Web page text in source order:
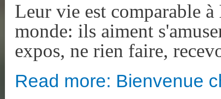
Leur vie est comparable
monde: ils aiment
expos, ne rien faire,
Read more: Bienvenue